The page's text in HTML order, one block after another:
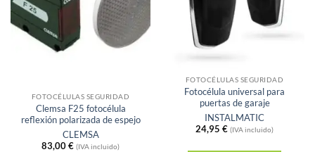
FOTOCÉLULAS SEGURIDAD
Clemsa F25 fotocélula
reflexión polarizada de espejo
CLEMSA
83,00€ (IVA incluido)
FOTOCÉLULAS SEGURIDAD
Fotocélula universal para
puertas de garaje
INSTALMATIC
24,95 € (IVA incluido)